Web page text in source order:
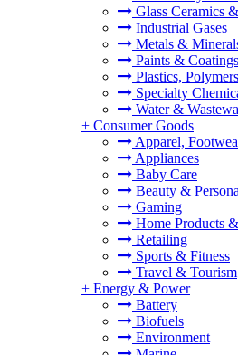
Glass Ceramics
Industrial Gases
Metals &
Paints & Coatings
Plastics,
Specialty
Water &
+ Consumer Goods
Apparel,
Appliances
Baby Care
Beauty &
Gaming
Home Products
Retailing
Sports & Fitness
Travel & Tourism
+ Energy & Power
Battery
Biofuels
Environment